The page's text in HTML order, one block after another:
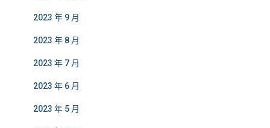
2023 年 9 月
2023 年 8 月
2023 年 7 月
2023 年 6 月
2023 年 5 月